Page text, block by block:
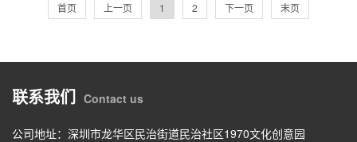
首页 上一页 1 2 下一页 末页
联系我们 Contact us
公司地址：深圳市龙华区民治街道民治社区1970文化创意园